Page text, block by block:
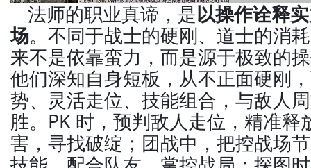
法师的职业真谛，是以操作诠释
场。不同于战士的硬刚、道士的消
来不是依靠蛮力，而是源于极致的
他们深知自身短板，从不正面硬刚
势、灵活走位、技能组合，与敌人
胜。PK 时，预判敌人走位，精准释
害，寻找破绽；团战中，把控战场